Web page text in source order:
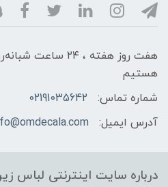
هفت روز هفته ، ۲۴
هستیم
شماره تماس:
02191035642
آدرس ایمیل:
درباره سایت اینترنتی لباس